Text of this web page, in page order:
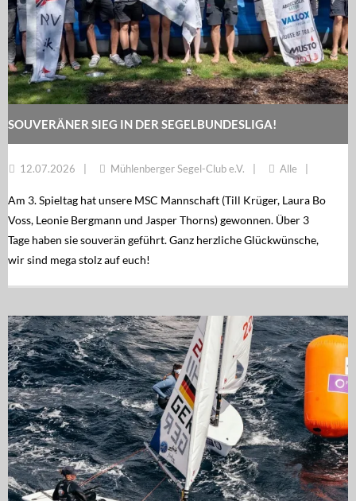
SOUVERÄNER SIEG IN DER SEGELBUNDESLIGA!
12.07.2026 Mühlenberger Segel-Club e.V. Alle
Am 3. Spieltag hat unsere MSC Mannschaft (Till Krüger, Laura Bo
Voss, Leonie Bergmann und Jasper Thorns) gewonnen. Über 3
Tage haben sie souverän geführt. Ganz herzliche Glückwünsche,
wir sind mega stolz auf euch!